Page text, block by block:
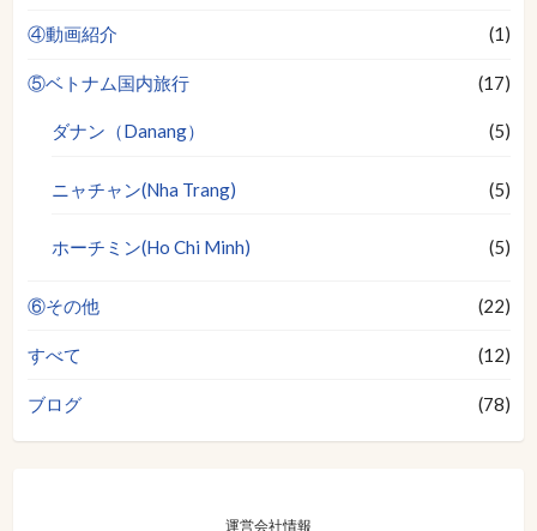
④動画紹介 (1)
⑤ベトナム国内旅行 (17)
ダナン（Danang） (5)
ニャチャン(Nha Trang) (5)
ホーチミン(Ho Chi Minh) (5)
⑥その他 (22)
すべて (12)
ブログ (78)
運営会社情報